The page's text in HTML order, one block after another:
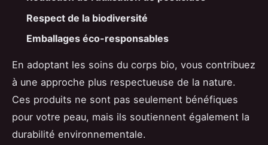
Respect de la biodiversité
Emballages éco-responsables
En adoptant les soins du corps bio, vous contribuez
à une approche plus respectueuse de la nature.
Ces produits ne sont pas seulement bénéfiques
pour votre peau, mais ils soutiennent également la
durabilité environnementale.